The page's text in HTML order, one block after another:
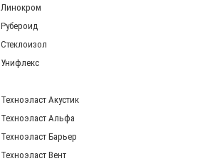
Линокром
Рубероид
Стеклоизол
Унифлекс
Техноэласт Акустик
Техноэласт Альфа
Техноэласт Барьер
Техноэласт Вент